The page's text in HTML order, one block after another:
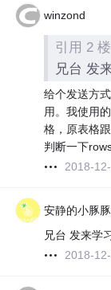
winzond
引用 2
兄台 发
给个发送方
用。我使用
格，原表格
判断一下
2018-
安静的小豚豚
兄台 发来学
2018-